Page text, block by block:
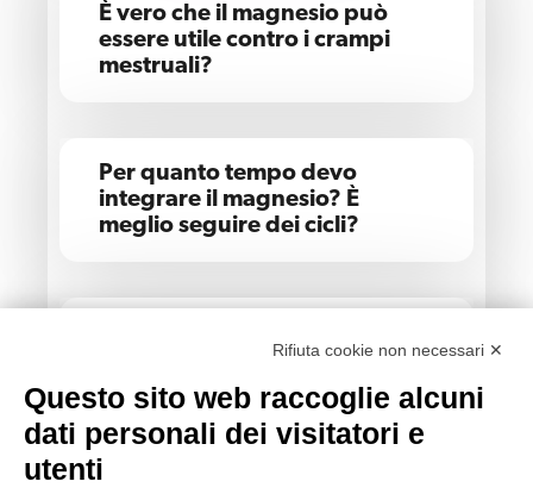
È vero che il magnesio può
essere utile contro i crampi
mestruali?
Per quanto tempo devo
integrare il magnesio? È
meglio seguire dei cicli?
determinare un eccesso di
magnesio?
Rifiuta cookie non necessari ✕
Questo sito web raccoglie alcuni
dati personali dei visitatori e
utenti